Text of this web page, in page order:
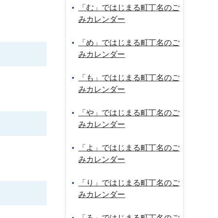
「む」ではじまる町丁名のご
みカレンダー
「め」ではじまる町丁名のご
みカレンダー
「も」ではじまる町丁名のご
みカレンダー
「や」ではじまる町丁名のご
みカレンダー
「よ」ではじまる町丁名のご
みカレンダー
「り」ではじまる町丁名のご
みカレンダー